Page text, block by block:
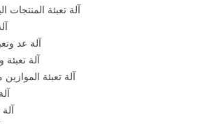
آلة تعبئة المنتجات
آلة عد
آلة
آلة تعبئة